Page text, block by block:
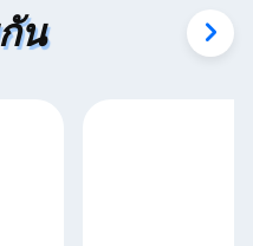
sessions. Highly r
น